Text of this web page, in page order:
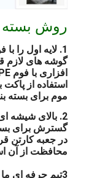
روش بسته
گوشه های لازم
استفاده از پاکت
موم برای بسته
2. بالای شیشه
گسترش برای
در جعبه کارتن
محافظت از آن
3تیم حرفه ای